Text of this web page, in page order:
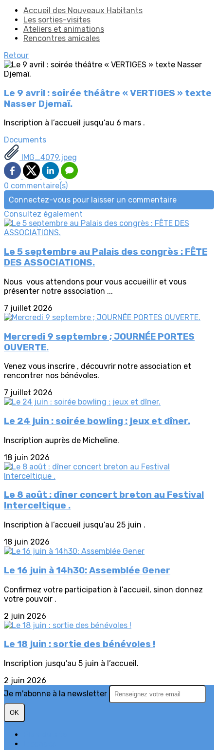
Accueil des Nouveaux Habitants
Les sorties-visites
Ateliers et animations
Rencontres amicales
Retour
Le 9 avril : soirée théâtre « VERTIGES » texte
Nasser Djemaï.
Inscription à l’accueil jusqu’au 6 mars .
Documents
IMG_4079.jpeg
0 commentaire(s)
Connectez-vous pour laisser un commentaire
Consultez également
Le 5 septembre au Palais des congrès : FÊTE
DES ASSOCIATIONS.
Nous vous attendons pour vous accueillir et vous
présenter notre association ...
7 juillet 2026
Mercredi 9 septembre ; JOURNÉE PORTES
OUVERTE.
Venez vous inscrire , découvrir notre association et
rencontrer nos bénévoles.
7 juillet 2026
Le 24 juin : soirée bowling : jeux et dîner.
Inscription auprès de Micheline.
18 juin 2026
Le 8 août : dîner concert breton au Festival
Interceltique .
Inscription à l’accueil jusqu’au 25 juin .
18 juin 2026
Le 16 juin à 14h30: Assemblée Gener
Confirmez votre participation à l’accueil, sinon donnez
votre pouvoir .
2 juin 2026
Le 18 juin : sortie des bénévoles !
Inscription jusqu’au 5 juin à l’accueil.
2 juin 2026
Je m'abonne à la newsletter
OK